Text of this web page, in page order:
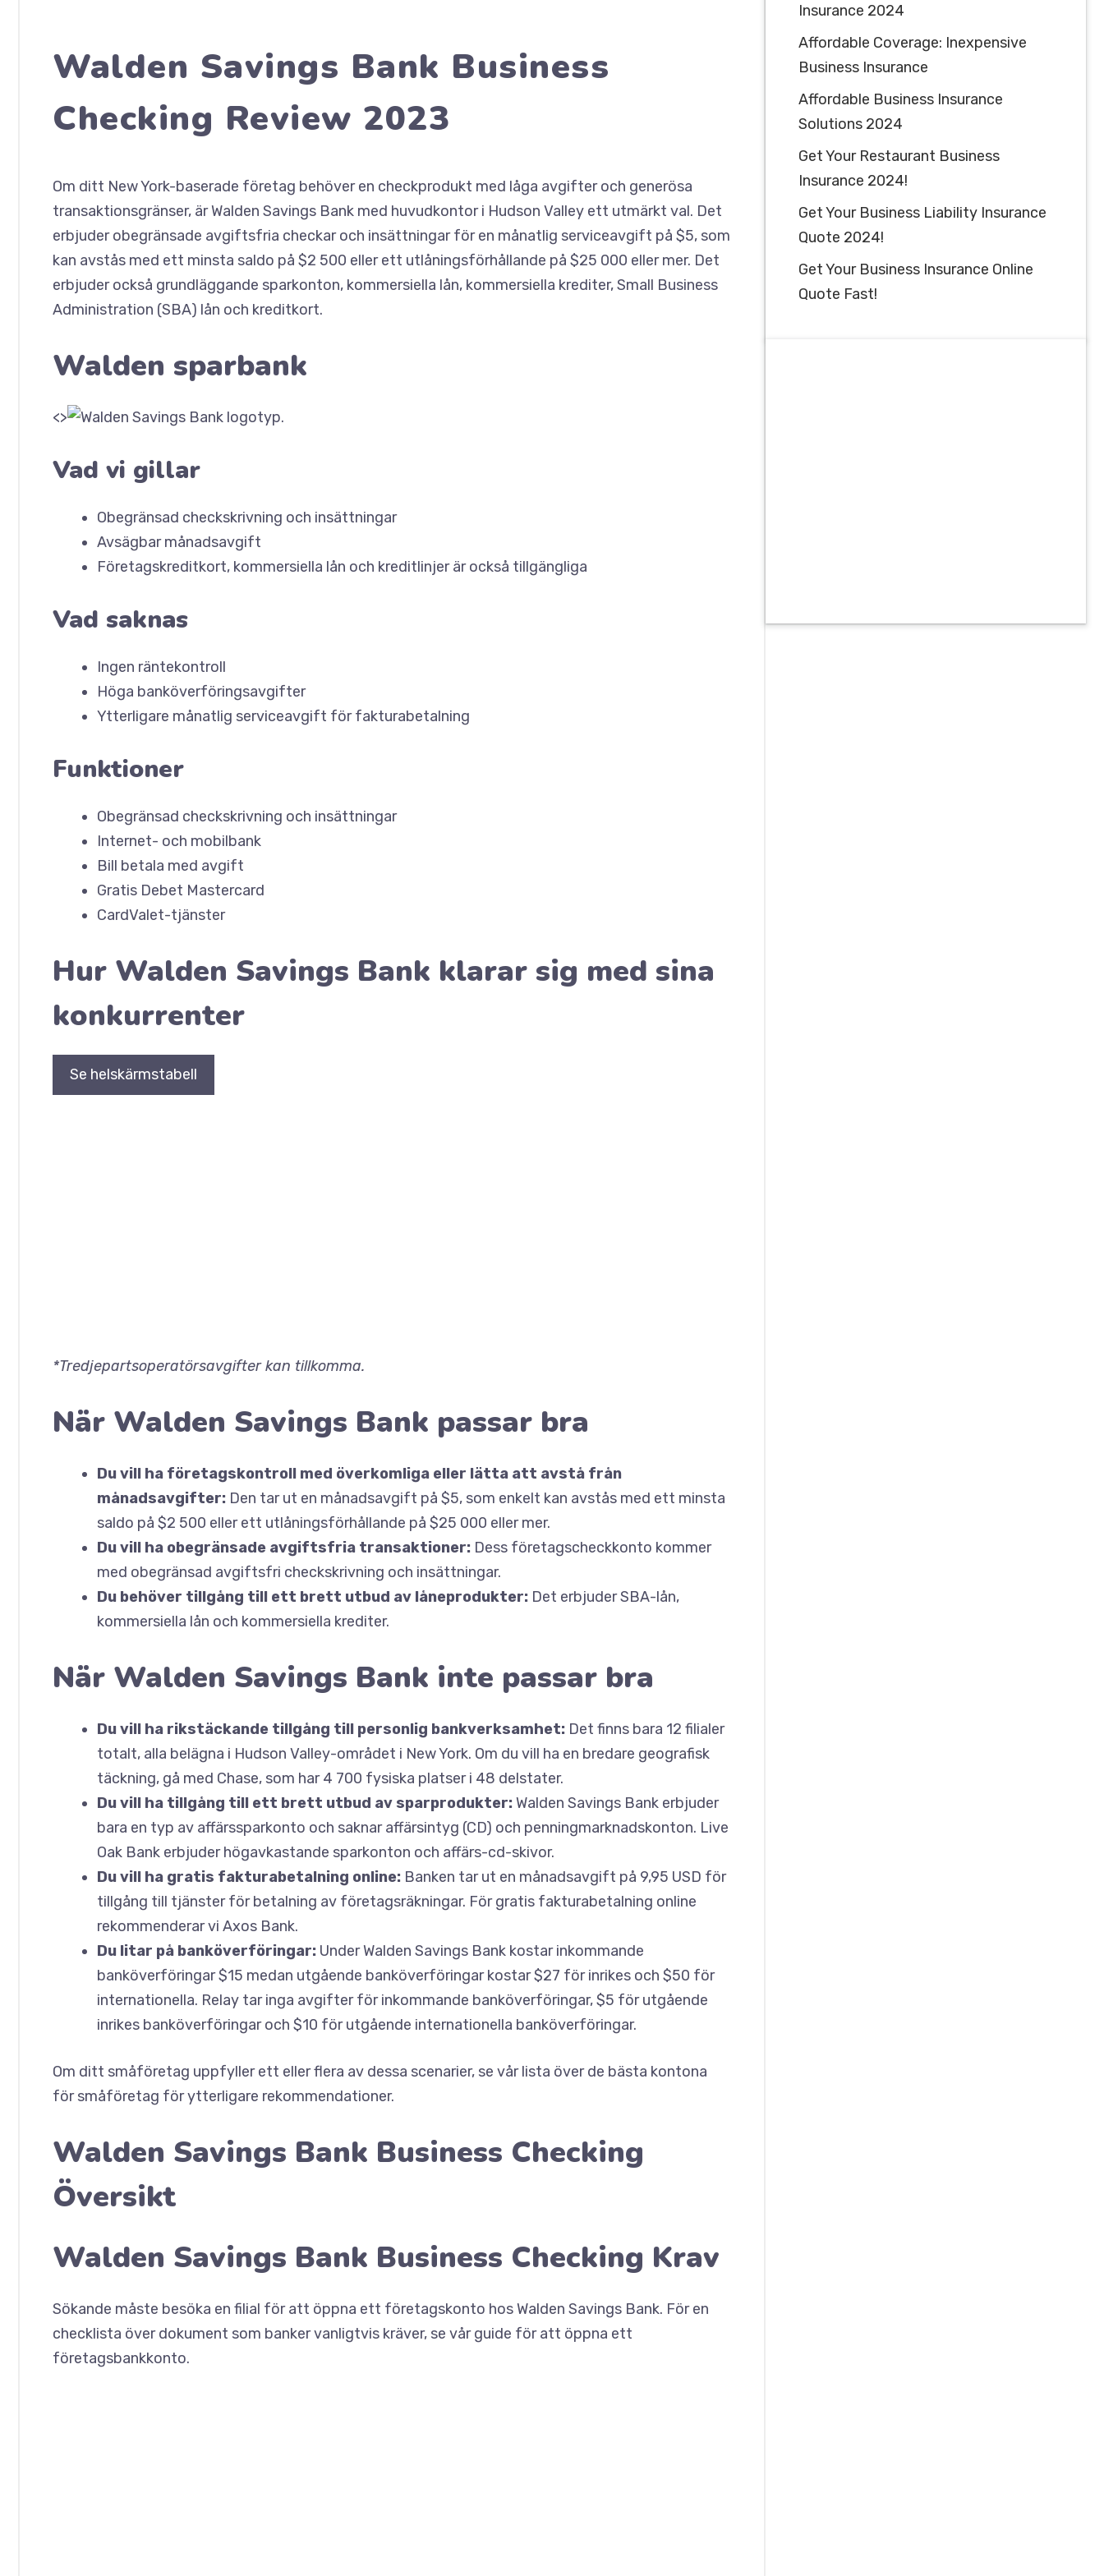
Walden Savings Bank Business
Checking Review 2023
Om ditt New York-baserade företag behöver en checkprodukt med låga avgifter och generösa
transaktionsgränser, är Walden Savings Bank med huvudkontor i Hudson Valley ett utmärkt val. Det
erbjuder obegränsade avgiftsfria checkar och insättningar för en månatlig serviceavgift på $5, som
kan avstås med ett minsta saldo på $2 500 eller ett utlåningsförhållande på $25 000 eller mer. Det
erbjuder också grundläggande sparkonton, kommersiella lån, kommersiella krediter, Small Business
Administration (SBA) lån och kreditkort.
Walden sparbank
<>
Vad vi gillar
Obegränsad checkskrivning och insättningar
Avsägbar månadsavgift
Företagskreditkort, kommersiella lån och kreditlinjer är också tillgängliga
Vad saknas
Ingen räntekontroll
Höga banköverföringsavgifter
Ytterligare månatlig serviceavgift för fakturabetalning
Funktioner
Obegränsad checkskrivning och insättningar
Internet- och mobilbank
Bill betala med avgift
Gratis Debet Mastercard
CardValet-tjänster
Hur Walden Savings Bank klarar sig med sina
konkurrenter
Se helskärmstabell
*Tredjepartsoperatörsavgifter kan tillkomma.
När Walden Savings Bank passar bra
Du vill ha företagskontroll med överkomliga eller lätta att avstå från
månadsavgifter: Den tar ut en månadsavgift på $5, som enkelt kan avstås med ett minsta
saldo på $2 500 eller ett utlåningsförhållande på $25 000 eller mer.
Du vill ha obegränsade avgiftsfria transaktioner: Dess företagscheckkonto kommer
med obegränsad avgiftsfri checkskrivning och insättningar.
Du behöver tillgång till ett brett utbud av låneprodukter: Det erbjuder SBA-lån,
kommersiella lån och kommersiella krediter.
När Walden Savings Bank inte passar bra
Du vill ha rikstäckande tillgång till personlig bankverksamhet: Det finns bara 12 filialer
totalt, alla belägna i Hudson Valley-området i New York. Om du vill ha en bredare geografisk
täckning, gå med Chase, som har 4 700 fysiska platser i 48 delstater.
Du vill ha tillgång till ett brett utbud av sparprodukter:Walden Savings Bank erbjuder
bara en typ av affärssparkonto och saknar affärsintyg (CD) och penningmarknadskonton. Live
Oak Bank erbjuder högavkastande sparkonton och affärs-cd-skivor.
Du vill ha gratis fakturabetalning online: Banken tar ut en månadsavgift på 9,95 USD för
tillgång till tjänster för betalning av företagsräkningar. För gratis fakturabetalning online
rekommenderar vi Axos Bank.
Du litar på banköverföringar: Under Walden Savings Bank kostar inkommande
banköverföringar $15 medan utgående banköverföringar kostar $27 för inrikes och $50 för
internationella. Relay tar inga avgifter för inkommande banköverföringar, $5 för utgående
inrikes banköverföringar och $10 för utgående internationella banköverföringar.
Om ditt småföretag uppfyller ett eller flera av dessa scenarier, se vår lista över de bästa kontona
för småföretag för ytterligare rekommendationer.
Walden Savings Bank Business Checking
Översikt
Walden Savings Bank Business Checking Krav
Sökande måste besöka en filial för att öppna ett företagskonto hos Walden Savings Bank. För en
checklista över dokument som banker vanligtvis kräver, se vår guide för att öppna ett
företagsbankkonto.
Insurance 2024
Affordable Coverage: Inexpensive
Business Insurance
Affordable Business Insurance
Solutions 2024
Get Your Restaurant Business
Insurance 2024!
Get Your Business Liability Insurance
Quote 2024!
Get Your Business Insurance Online
Quote Fast!